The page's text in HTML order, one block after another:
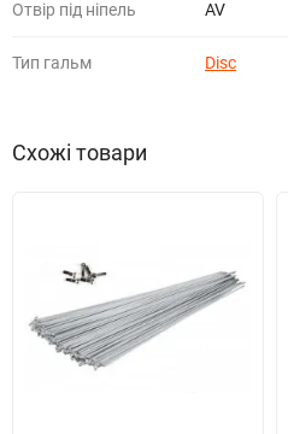
Отвір під ніпель AV
Тип гальм Disc
Схожі товари